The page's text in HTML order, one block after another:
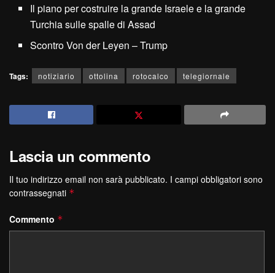
Il piano per costruire la grande Israele e la grande
Turchia sulle spalle di Assad
Scontro Von der Leyen – Trump
Tags: notiziario ottolina rotocalco telegiornale
Lascia un commento
Il tuo indirizzo email non sarà pubblicato. I campi obbligatori sono
contrassegnati *
Commento *